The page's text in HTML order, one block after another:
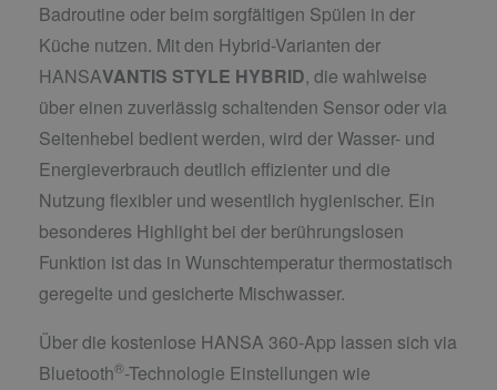
Badroutine oder beim sorgfältigen Spülen in der
Küche nutzen. Mit den Hybrid-Varianten der
HANSAVANTIS STYLE HYBRID, die wahlweise
über einen zuverlässig schaltenden Sensor oder via
Seitenhebel bedient werden, wird der Wasser- und
Energieverbrauch deutlich effizienter und die
Nutzung flexibler und wesentlich hygienischer. Ein
besonderes Highlight bei der berührungslosen
Funktion ist das in Wunschtemperatur thermostatisch
geregelte und gesicherte Mischwasser.
Über die kostenlose HANSA 360-App lassen sich via
Bluetooth®-Technologie Einstellungen wie